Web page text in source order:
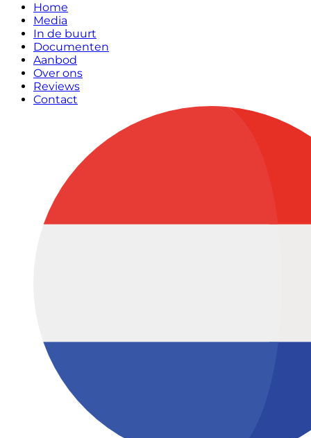
Home
Media
In de buurt
Documenten
Aanbod
Over ons
Reviews
Contact